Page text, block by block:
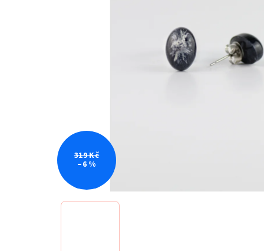
319 Kč
–6 %